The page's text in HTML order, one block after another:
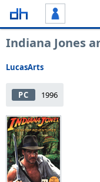
Indiana Jones
LucasArts
PC 1996